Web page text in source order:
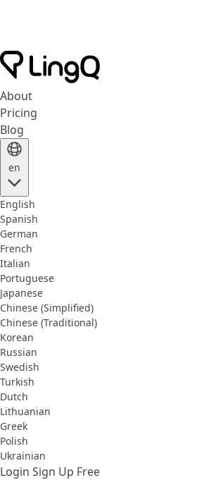
About
Pricing
Blog
en
English
Spanish
German
French
Italian
Portuguese
Japanese
Chinese (Simplified)
Chinese (Traditional)
Korean
Russian
Swedish
Turkish
Dutch
Lithuanian
Greek
Polish
Ukrainian
Login Sign Up Free